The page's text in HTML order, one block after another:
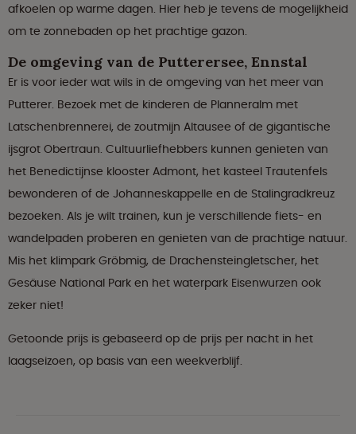
afkoelen op warme dagen. Hier heb je tevens de mogelijkheid
om te zonnebaden op het prachtige gazon.
De omgeving van de Putterersee, Ennstal
Er is voor ieder wat wils in de omgeving van het meer van
Putterer. Bezoek met de kinderen de Planneralm met
Latschenbrennerei, de zoutmijn Altausee of de gigantische
ijsgrot Obertraun. Cultuurliefhebbers kunnen genieten van
het Benedictijnse klooster Admont, het kasteel Trautenfels
bewonderen of de Johanneskappelle en de Stalingradkreuz
bezoeken. Als je wilt trainen, kun je verschillende fiets- en
wandelpaden proberen en genieten van de prachtige natuur.
Mis het klimpark Gröbmig, de Drachensteingletscher, het
Gesäuse National Park en het waterpark Eisenwurzen ook
zeker niet!
Getoonde prijs is gebaseerd op de prijs per nacht in het
laagseizoen, op basis van een weekverblijf.